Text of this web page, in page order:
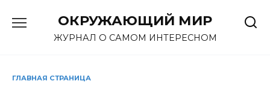
содержанию
ОКРУЖАЮЩИЙ МИР
ЖУРНАЛ О САМОМ ИНТЕРЕСНОМ
ГЛАВНАЯ СТРАНИЦА